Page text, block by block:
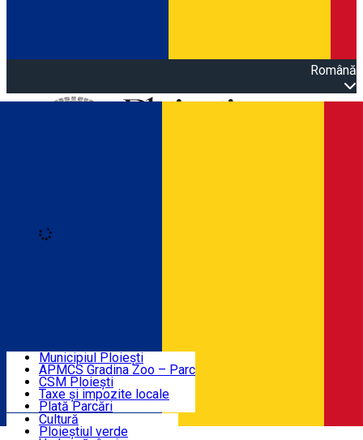
Română
Agenda evenimentelor
Știri Primărie
Turist în Ploiești
Contact
Municipiul Ploiești
APMCS Gradina Zoo – Parc
CSM Ploiești
Taxe și impozite locale
Plată Parcări
Cultură
Ploieștiul verde